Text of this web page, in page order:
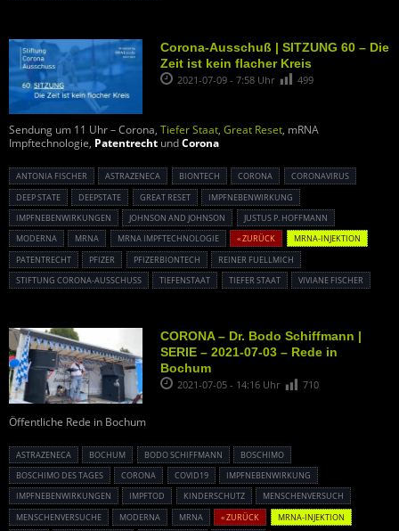
Corona-Ausschuß | SITZUNG 60 – Die
Zeit ist kein flacher Kreis
2021-07-09 - 7:58 Uhr 499
Sendung um 11 Uhr – Corona, Tiefer Staat, Great Reset, mRNA
Impftechnologie, Patentrecht undCorona
ANTONIA FISCHER ASTRAZENECA BIONTECH CORONA
CORONAVIRUS
DEEP STATE
DEEPSTATE GREAT RESET
IMPFNEBENWIRKUNG
IMPFNEBENWIRKUNGEN
JOHNSON AND JOHNSON
JUSTUS P. HOFFMANN
MODERNA
MRNA MRNA IMPFTECHNOLOGIE « ZURÜCK
MRNA-INJEKTION
PATENTRECHT
PFIZER PFIZERBIONTECH
REINER FUELLMICH
STIFTUNG CORONA-AUSSCHUSS
TIEFENSTAAT TIEFER STAAT VIVIANE FISCHER
CORONA – Dr. Bodo Schiffmann |
SERIE – 2021-07-03 – Rede in
Bochum
2021-07-05 - 14:16 Uhr 710
Öffentliche Rede in Bochum
ASTRAZENECA BOCHUM BODO SCHIFFMANN
BOSCHIMO
BOSCHIMO DES TAGES
CORONA COVID19
IMPFNEBENWIRKUNG
IMPFNEBENWIRKUNGEN
IMPFTOD KINDERSCHUTZ
MENSCHENVERSUCH
MENSCHENVERSUCHE
MODERNA MRNA « ZURÜCK
MRNA-INJEKTION